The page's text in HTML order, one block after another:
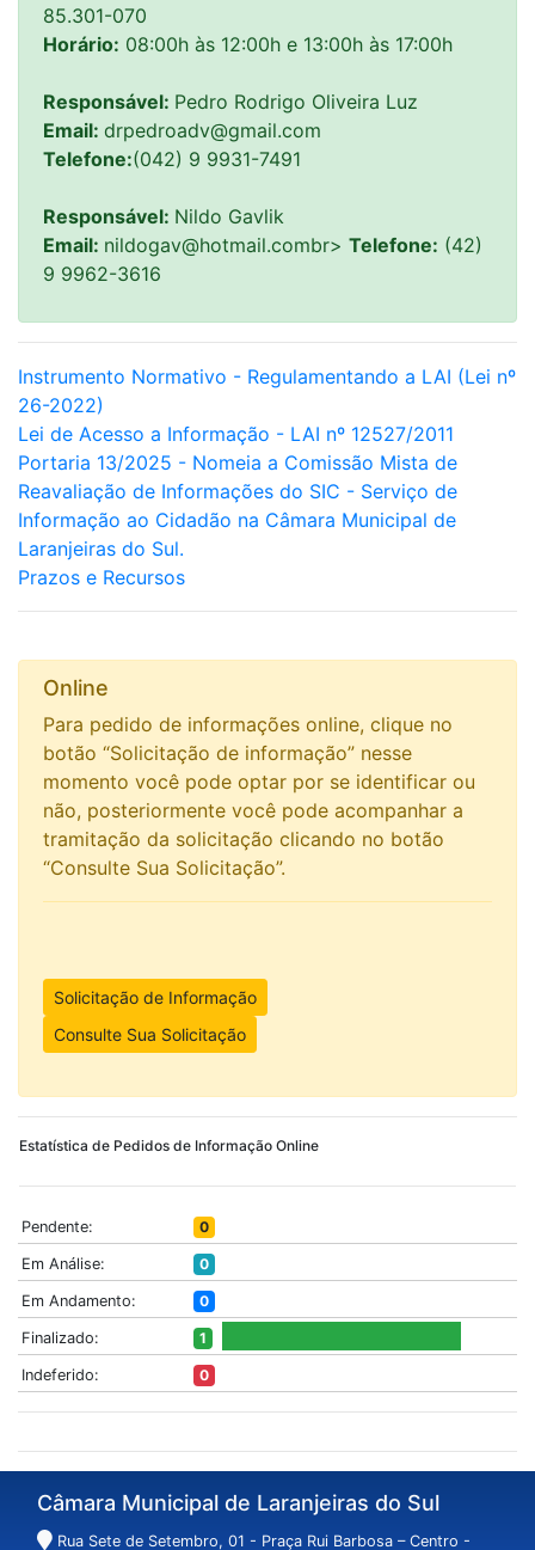
85.301-070
Horário: 08:00h às 12:00h e 13:00h às 17:00h
Responsável: Pedro Rodrigo Oliveira Luz
Email: drpedroadv@gmail.com
Telefone:(042) 9 9931-7491
Responsável: Nildo Gavlik
Email: nildogav@hotmail.combr> Telefone: (42)
9 9962-3616
Instrumento Normativo - Regulamentando a LAI (Lei nº
26-2022)
Lei de Acesso a Informação - LAI nº 12527/2011
Portaria 13/2025 - Nomeia a Comissão Mista de
Reavaliação de Informações do SIC - Serviço de
Informação ao Cidadão na Câmara Municipal de
Laranjeiras do Sul.
Prazos e Recursos
Online
Para pedido de informações online, clique no
botão “Solicitação de informação” nesse
momento você pode optar por se identificar ou
não, posteriormente você pode acompanhar a
tramitação da solicitação clicando no botão
“Consulte Sua Solicitação”.
Solicitação de Informação
Consulte Sua Solicitação
Estatística de Pedidos de Informação Online
Pendente: 0
Em Análise: 0
Em Andamento: 0
Finalizado: 1
Indeferido: 0
Câmara Municipal de Laranjeiras do Sul
Rua Sete de Setembro, 01 - Praça Rui Barbosa – Centro -